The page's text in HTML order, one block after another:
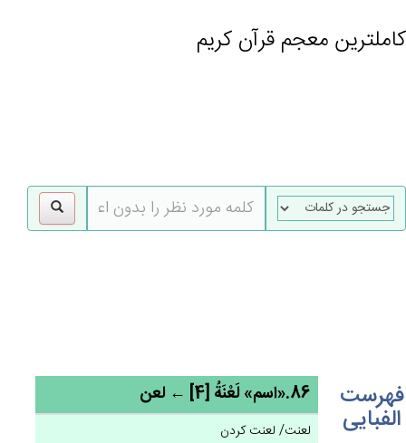
کاملترین معجم قرآن کریم
فهرست
الفبایی
86.«اسم» لَعْنَة‌ُ [4] ← لعن
لعنت/ لعنت کردن